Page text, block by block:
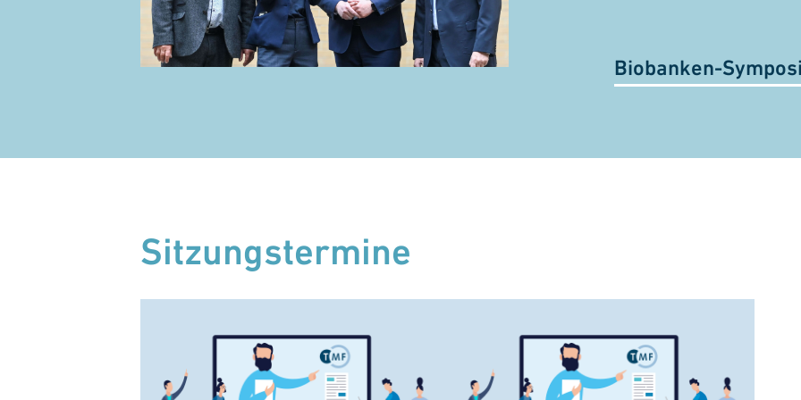
Biobanken-
Sitzungstermine